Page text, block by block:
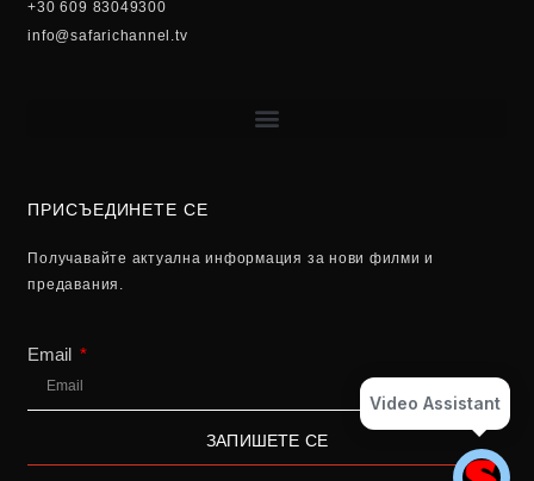
+30 609 83049300
info@safarichannel.tv
ПРИСЪЕДИНЕТЕ СЕ
Получавайте актуална информация за нови филми и
предавания.
Email
ЗАПИШЕТЕ СЕ
Video Assistant